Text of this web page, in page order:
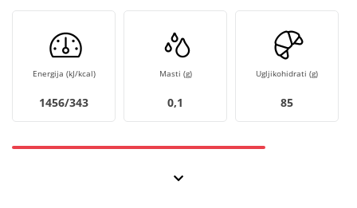
Energija (kJ/kcal)
1456/343
Masti (g)
0,1
Ugljikohidrati (g)
85